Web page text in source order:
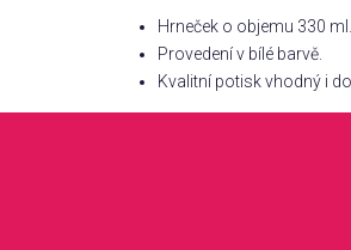
Hrneček o objemu 330 ml.
Provedení v bílé barvě.
Kvalitní potisk vhodný i